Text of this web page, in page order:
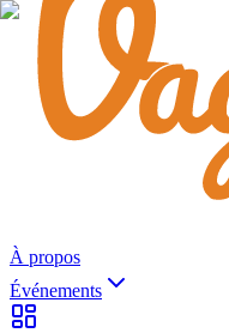
À propos
Événements